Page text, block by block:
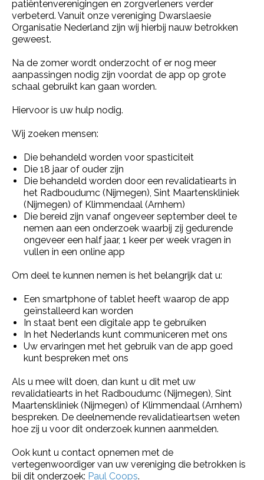
patiëntenverenigingen en zorgverleners verder
verbeterd. Vanuit onze vereniging Dwarslaesie
Organisatie Nederland zijn wij hierbij nauw betrokken
geweest.
Na de zomer wordt onderzocht of er nog meer
aanpassingen nodig zijn voordat de app op grote
schaal gebruikt kan gaan worden.
Hiervoor is uw hulp nodig.
Wij zoeken mensen:
Die behandeld worden voor spasticiteit
Die 18 jaar of ouder zijn
Die behandeld worden door een revalidatiearts in
het Radboudumc (Nijmegen), Sint Maartenskliniek
(Nijmegen) of Klimmendaal (Arnhem)
Die bereid zijn vanaf ongeveer september deel te
nemen aan een onderzoek waarbij zij gedurende
ongeveer een half jaar, 1 keer per week vragen in
vullen in een online app
Om deel te kunnen nemen is het belangrijk dat u:
Een smartphone of tablet heeft waarop de app
geïnstalleerd kan worden
In staat bent een digitale app te gebruiken
In het Nederlands kunt communiceren met ons
Uw ervaringen met het gebruik van de app goed
kunt bespreken met ons
Als u mee wilt doen, dan kunt u dit met uw
revalidatiearts in het Radboudumc (Nijmegen), Sint
Maartenskliniek (Nijmegen) of Klimmendaal (Arnhem)
bespreken. De deelnemende revalidatieartsen weten
hoe zij u voor dit onderzoek kunnen aanmelden.
Ook kunt u contact opnemen met de
vertegenwoordiger van uw vereniging die betrokken is
bij dit onderzoek: Paul Coops.